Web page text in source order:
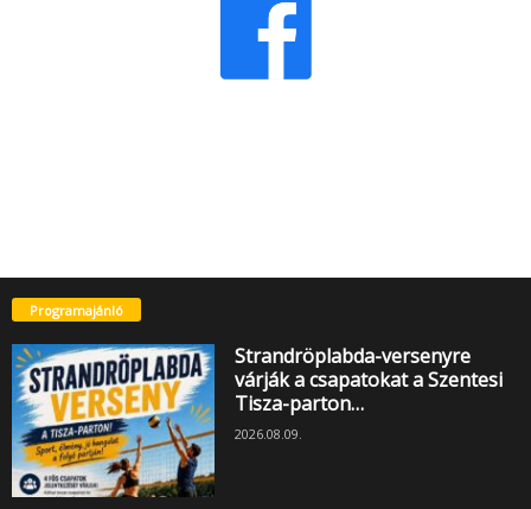
Programajánló
Strandröplabda-versenyre
várják a csapatokat a Szentesi
Tisza-parton…
2026.08.09.